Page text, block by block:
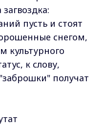
пусть и стоят
снегом,
культурного
к слову,
получат